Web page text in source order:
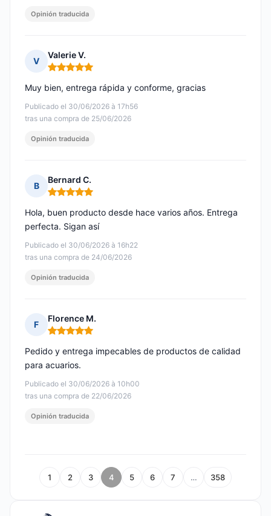
Opinión traducida
V
Valerie V.
Nota: 5 de 5
Publicado el 30/06/2026 à 17h56
tras una compra de 25/06/2026
Muy bien, entrega rápida y conforme, gracias
Opinión traducida
B
Bernard C.
Nota: 5 de 5
Publicado el 30/06/2026 à 16h22
tras una compra de 24/06/2026
Hola, buen producto desde hace varios años. Entrega
perfecta. Sigan así
Opinión traducida
F
Florence M.
Nota: 5 de 5
Publicado el 30/06/2026 à 10h00
tras una compra de 22/06/2026
Pedido y entrega impecables de productos de calidad
para acuarios.
Opinión traducida
1 2 3 4 5 6 7 … 358